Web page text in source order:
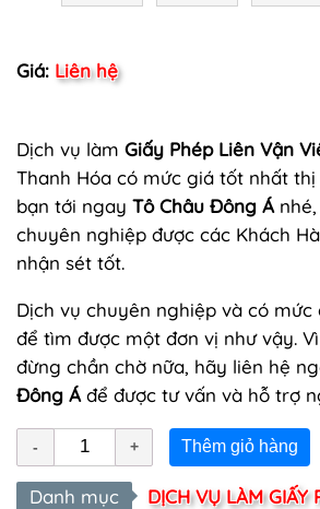
Giá: Liên hệ
Dịch vụ làm Giấy Phép Liên Vận
Thanh Hóa có mức giá tốt nhất
bạn tới ngay Tô Châu Đông Á
chuyên nghiệp được các Khách
nhận sét tốt.
Dịch vụ chuyên nghiệp và có
để tìm được một đơn vị như vậy.
đừng chần chờ nữa, hãy liên hệ
Đông Áđể được tư vấn và hỗ trợ
Thêm giỏ hàng
Danh mục DỊCH VỤ LÀM GIẤY